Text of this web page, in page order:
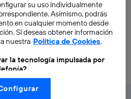
Martín-Pozuelosu uso individualmente
Asimismo, podrás
en cualquier momento desde
Si deseas obtener información
nuestra Política de Cookies.
la tecnología impulsada por
utilizamos la tecnología Utiq para
de marketing digital o análisis